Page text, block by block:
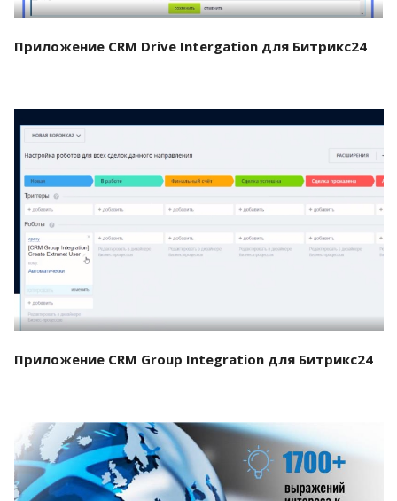
Приложение CRM Drive Intergation для Битрикс24
Смотреть проект
Приложение CRM Group Integration для Битрикс24